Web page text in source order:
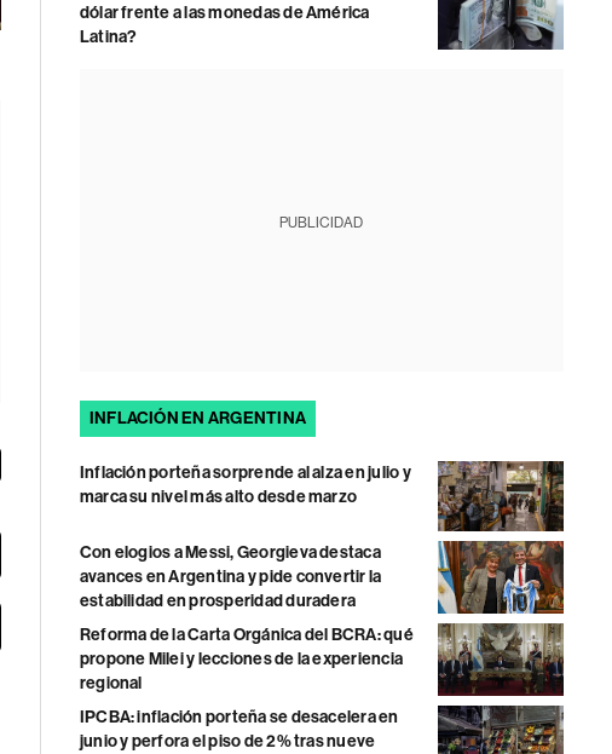
dólar frente a las monedas de América
Latina?
PUBLICIDAD
INFLACIÓN EN ARGENTINA
Inflación porteña sorprende al alza en julio y
marca su nivel más alto desde marzo
Con elogios a Messi, Georgieva destaca
avances en Argentina y pide convertir la
estabilidad en prosperidad duradera
Reforma de la Carta Orgánica del BCRA: qué
propone Milei y lecciones de la experiencia
regional
IPCBA: inflación porteña se desacelera en
junio y perfora el piso de 2% tras nueve